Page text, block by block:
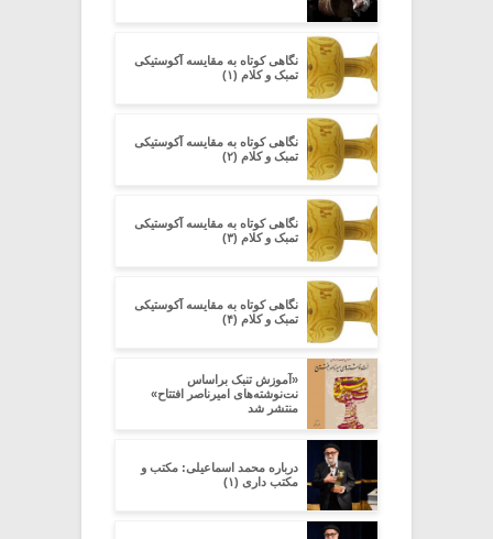
نگاهی کوتاه به مقایسه آکوستیکی
تمبک و کلام (۱)
نگاهی کوتاه به مقایسه آکوستیکی
تمبک و کلام (۲)
نگاهی کوتاه به مقایسه آکوستیکی
تمبک و کلام (۳)
نگاهی کوتاه به مقایسه آکوستیکی
تمبک و کلام (۴)
«آموزش تنبک براساس
نت‌نوشته‌های امیرناصر افتتاح»
منتشر شد
درباره محمد اسماعیلی: مکتب و
مکتب داری (۱)